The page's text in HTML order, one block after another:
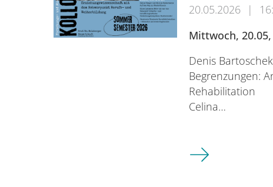
20.05.2026 |
Mittwoch,
Denis
Begrenzungen:
Rehabilitation
Celina…
Kolloquium: